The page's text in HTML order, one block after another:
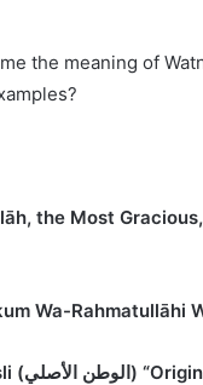
the meaning of
the Most
Wa-Rahmatullāhi
( الوطن الأصلي)